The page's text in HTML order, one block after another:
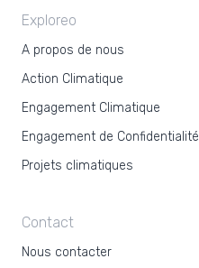
Exploreo
A propos de nous
Action Climatique
Engagement Climatique
Engagement de Confidentialité
Projets climatiques
Contact
Nous contacter